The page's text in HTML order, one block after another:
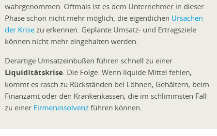
wahrgenommen. Oftmals ist es dem Unternehmer in dieser
Phase schon nicht mehr möglich, die eigentlichen Ursachen
der Krise zu erkennen. Geplante Umsatz- und Ertragsziele
können nicht mehr eingehalten werden.
Derartige Umsatzeinbußen führen schnell zu einer
Liquiditätskrise . Die Folge: Wenn liquide Mittel fehlen,
kommt es rasch zu Rückständen bei Löhnen, Gehältern, beim
Finanzamt oder den Krankenkassen, die im schlimmsten Fall
zu einer Firmeninsolvenz führen können.